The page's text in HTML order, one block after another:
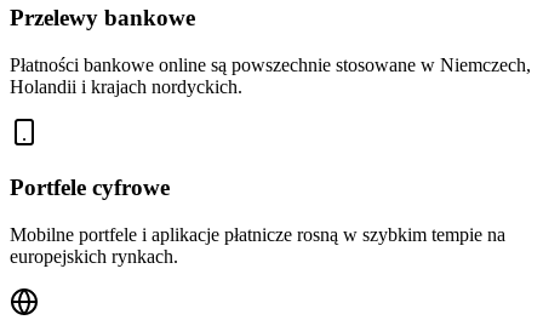
Przelewy bankowe
Płatności bankowe online są powszechnie stosowane w Niemczech,
Holandii i krajach nordyckich.
Portfele cyfrowe
Mobilne portfele i aplikacje płatnicze rosną w szybkim tempie na
europejskich rynkach.